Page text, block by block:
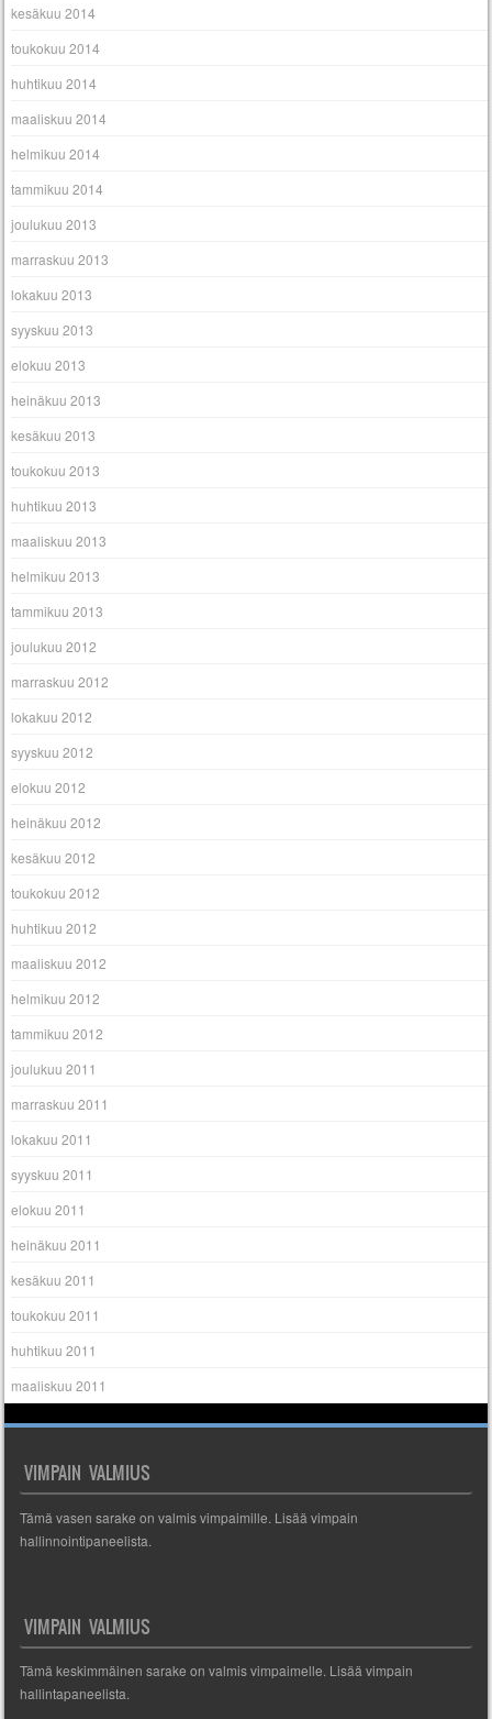
kesäkuu 2014
toukokuu 2014
huhtikuu 2014
maaliskuu 2014
helmikuu 2014
tammikuu 2014
joulukuu 2013
marraskuu 2013
lokakuu 2013
syyskuu 2013
elokuu 2013
heinäkuu 2013
kesäkuu 2013
toukokuu 2013
huhtikuu 2013
maaliskuu 2013
helmikuu 2013
tammikuu 2013
joulukuu 2012
marraskuu 2012
lokakuu 2012
syyskuu 2012
elokuu 2012
heinäkuu 2012
kesäkuu 2012
toukokuu 2012
huhtikuu 2012
maaliskuu 2012
helmikuu 2012
tammikuu 2012
joulukuu 2011
marraskuu 2011
lokakuu 2011
syyskuu 2011
elokuu 2011
heinäkuu 2011
kesäkuu 2011
toukokuu 2011
huhtikuu 2011
maaliskuu 2011
VIMPAIN VALMIUS
Tämä vasen sarake on valmis vimpaimille. Lisää vimpain
hallinnointipaneelista.
VIMPAIN VALMIUS
Tämä keskimmäinen sarake on valmis vimpaimelle. Lisää vimpain
hallintapaneelista.